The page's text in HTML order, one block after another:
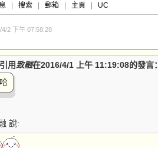
搜索 郵箱 主頁 UC
2 下午 07:58:28
用致融在2016/4/1 上午 11:19:08的發言：
說: